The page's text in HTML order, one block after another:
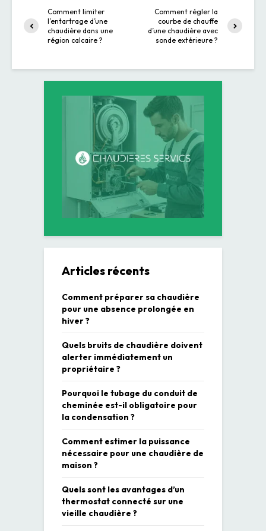
Comment limiter
l’entartrage d’une
chaudière dans une
région calcaire ?
Comment régler la
courbe de chauffe
d’une chaudière avec
sonde extérieure ?
Articles récents
Comment préparer sa chaudière
pour une absence prolongée en
hiver ?
Quels bruits de chaudière doivent
alerter immédiatement un
propriétaire ?
Pourquoi le tubage du conduit de
cheminée est-il obligatoire pour
la condensation ?
Comment estimer la puissance
nécessaire pour une chaudière de
maison ?
Quels sont les avantages d’un
thermostat connecté sur une
vieille chaudière ?